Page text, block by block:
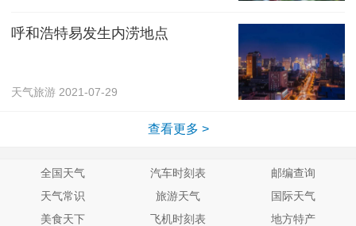
呼和浩特易发生内涝地点
天气旅游 2021-07-29
查看更多 >
全国天气 汽车时刻表
邮编查询
天气常识
旅游天气
国际天气
美食天下
飞机时刻表
地方特产